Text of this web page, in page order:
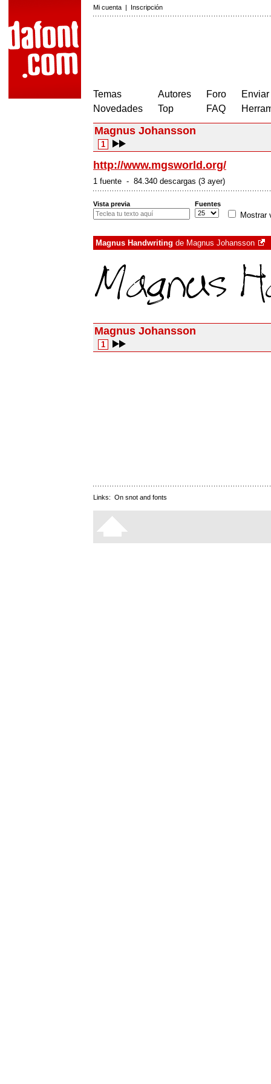
Mi cuenta | Inscripción
Temas
Novedades
Autores
Top
Foro
FAQ
Magnus Johansson
1
http://www.mgsworld.org/
1 fuente - 84.340 descargas (3 ayer)
Vista previa Fuentes
Mostrar
Magnus Handwriting de Magnus Johansson
Magnus Johansson
1
Links: On snot and fonts